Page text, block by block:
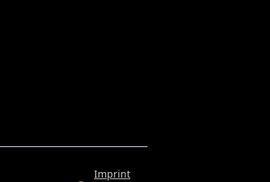
Imprint